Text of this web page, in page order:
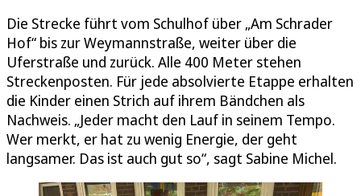
Die Strecke führt vom Schulhof über „Am Schrader
Hof“ bis zur Weymannstraße, weiter über die
Uferstraße und zurück. Alle 400 Meter stehen
Streckenposten. Für jede absolvierte Etappe erhalten
die Kinder einen Strich auf ihrem Bändchen als
Nachweis. „Jeder macht den Lauf in seinem Tempo.
Wer merkt, er hat zu wenig Energie, der geht
langsamer. Das ist auch gut so“, sagt Sabine Michel.